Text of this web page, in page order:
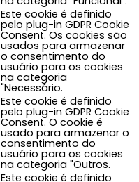
Este cookie é definido
pelo plug-in GDPR Cookie
Consent. Os cookies são
usados para armazenar
o consentimento do
usuário para os cookies
na categoria
"Necessário.
Este cookie é definido
pelo plug-in GDPR Cookie
Consent. O cookie é
usado para armazenar o
consentimento do
usuário para os cookies
na categoria "Outros.
Este cookie é definido